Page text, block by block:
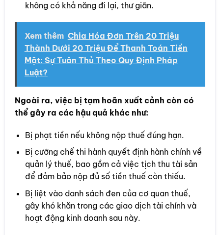
không có khả năng đi lại, thư giãn.
Xem thêm Chia Hóa Đơn Trên 20 Triệu
Thành Dưới 20 Triệu Để Thanh Toán Tiền
Mặt: Sự Tuân Thủ Theo Quy Định Pháp
Luật?
Ngoài ra, việc bị tạm hoãn xuất cảnh còn có
thể gây ra các hậu quả khác như:
Bị phạt tiền nếu không nộp thuế đúng hạn.
Bị cưỡng chế thi hành quyết định hành chính về
quản lý thuế, bao gồm cả việc tịch thu tài sản
để đảm bảo nộp đủ số tiền thuế còn thiếu.
Bị liệt vào danh sách đen của cơ quan thuế,
gây khó khăn trong các giao dịch tài chính và
hoạt động kinh doanh sau này.